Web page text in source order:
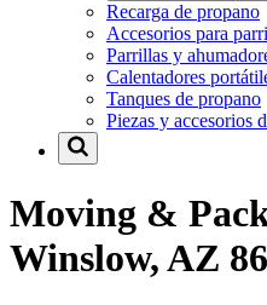
Recarga de propano
Accesorios para
Parrillas y
Calentadores
Tanques de propano
Piezas y accesorios
Moving &
Winslow, AZ